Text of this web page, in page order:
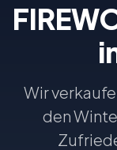
Wir
den